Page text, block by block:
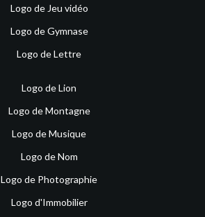
Logo de Jeu vidéo
Logo de Gymnase
Logo de Lettre
Logo de Lion
Logo de Montagne
Logo de Musique
Logo de Nom
Logo de Photographie
Logo d'Immobilier